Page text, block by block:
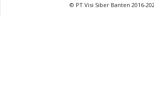
© PT Visi Siber Banten 2016-